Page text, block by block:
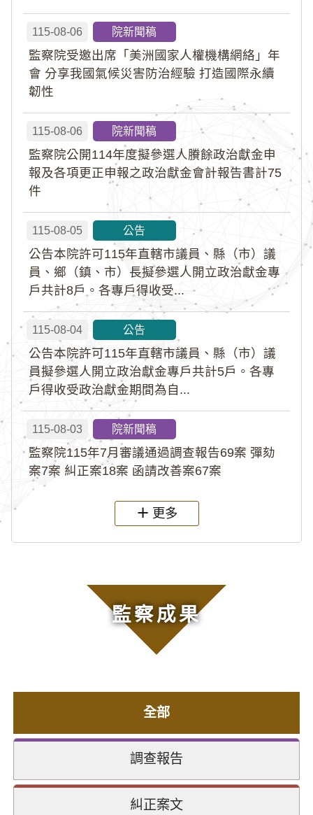
115-08-06 院新聞稿
監察院受邀出席「美洲國家人權機構網絡」年
會 分享我國氣候災害防治經驗 打造國際永續
韌性
115-08-06 院新聞稿
監察院公開114年度擬參選人賸餘政治獻金申
報及各項更正申報之政治獻金會計報告書計75
件
115-08-05 公告
公告本院許可115年直轄市議員、縣（市）議
員、鄉（鎮、市）長擬參選人開立政治獻金專
戶共計8戶。各專戶得收受...
115-08-04 公告
公告本院許可115年直轄市議員、縣（市）議
員擬參選人開立政治獻金專戶共計5戶。各專
戶得收受政治獻金期間為自...
115-08-03 院新聞稿
監察院115年7月審議通過調查報告69案 彈劾
案7案 糾正案18案 函請改善案67案
更多
監察成果
全部
調查報告
糾正案文